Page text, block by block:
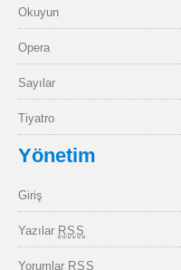
Okuyun
Opera
Sayılar
Tiyatro
Yönetim
Giriş
Yazılar RSS
Yorumlar RSS